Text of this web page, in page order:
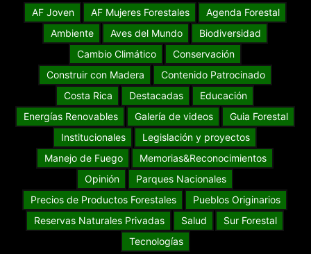
AF Joven AF Mujeres Forestales
Agenda Forestal
Ambiente
Aves del Mundo
Biodiversidad
Cambio Climático
Conservación
Construir con Madera
Contenido Patrocinado
Costa Rica
Destacadas
Educación
Energías Renovables
Galería de videos
Guia Forestal
Institucionales
Legislación y proyectos
Manejo de Fuego
Memorias&Reconocimientos
Opinión
Parques Nacionales
Precios de Productos Forestales
Pueblos Originarios
Reservas Naturales Privadas
Salud
Sur Forestal
Tecnologías